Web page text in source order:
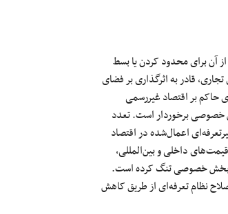
از آن برای محدود کردن یا بسط
تجاری، قادر به اثرگذاری بر فضای
حاکم بر اقتصاد غیررسمی
خصوصیبرخوردار است. تعدد
اعمال‌شدهدر اقتصاد
قیمت‌هایداخلی وبین‌المللی،
خصوصیتنگ کرده است.
نظامتعرفه‌ایاز طریق کاهش